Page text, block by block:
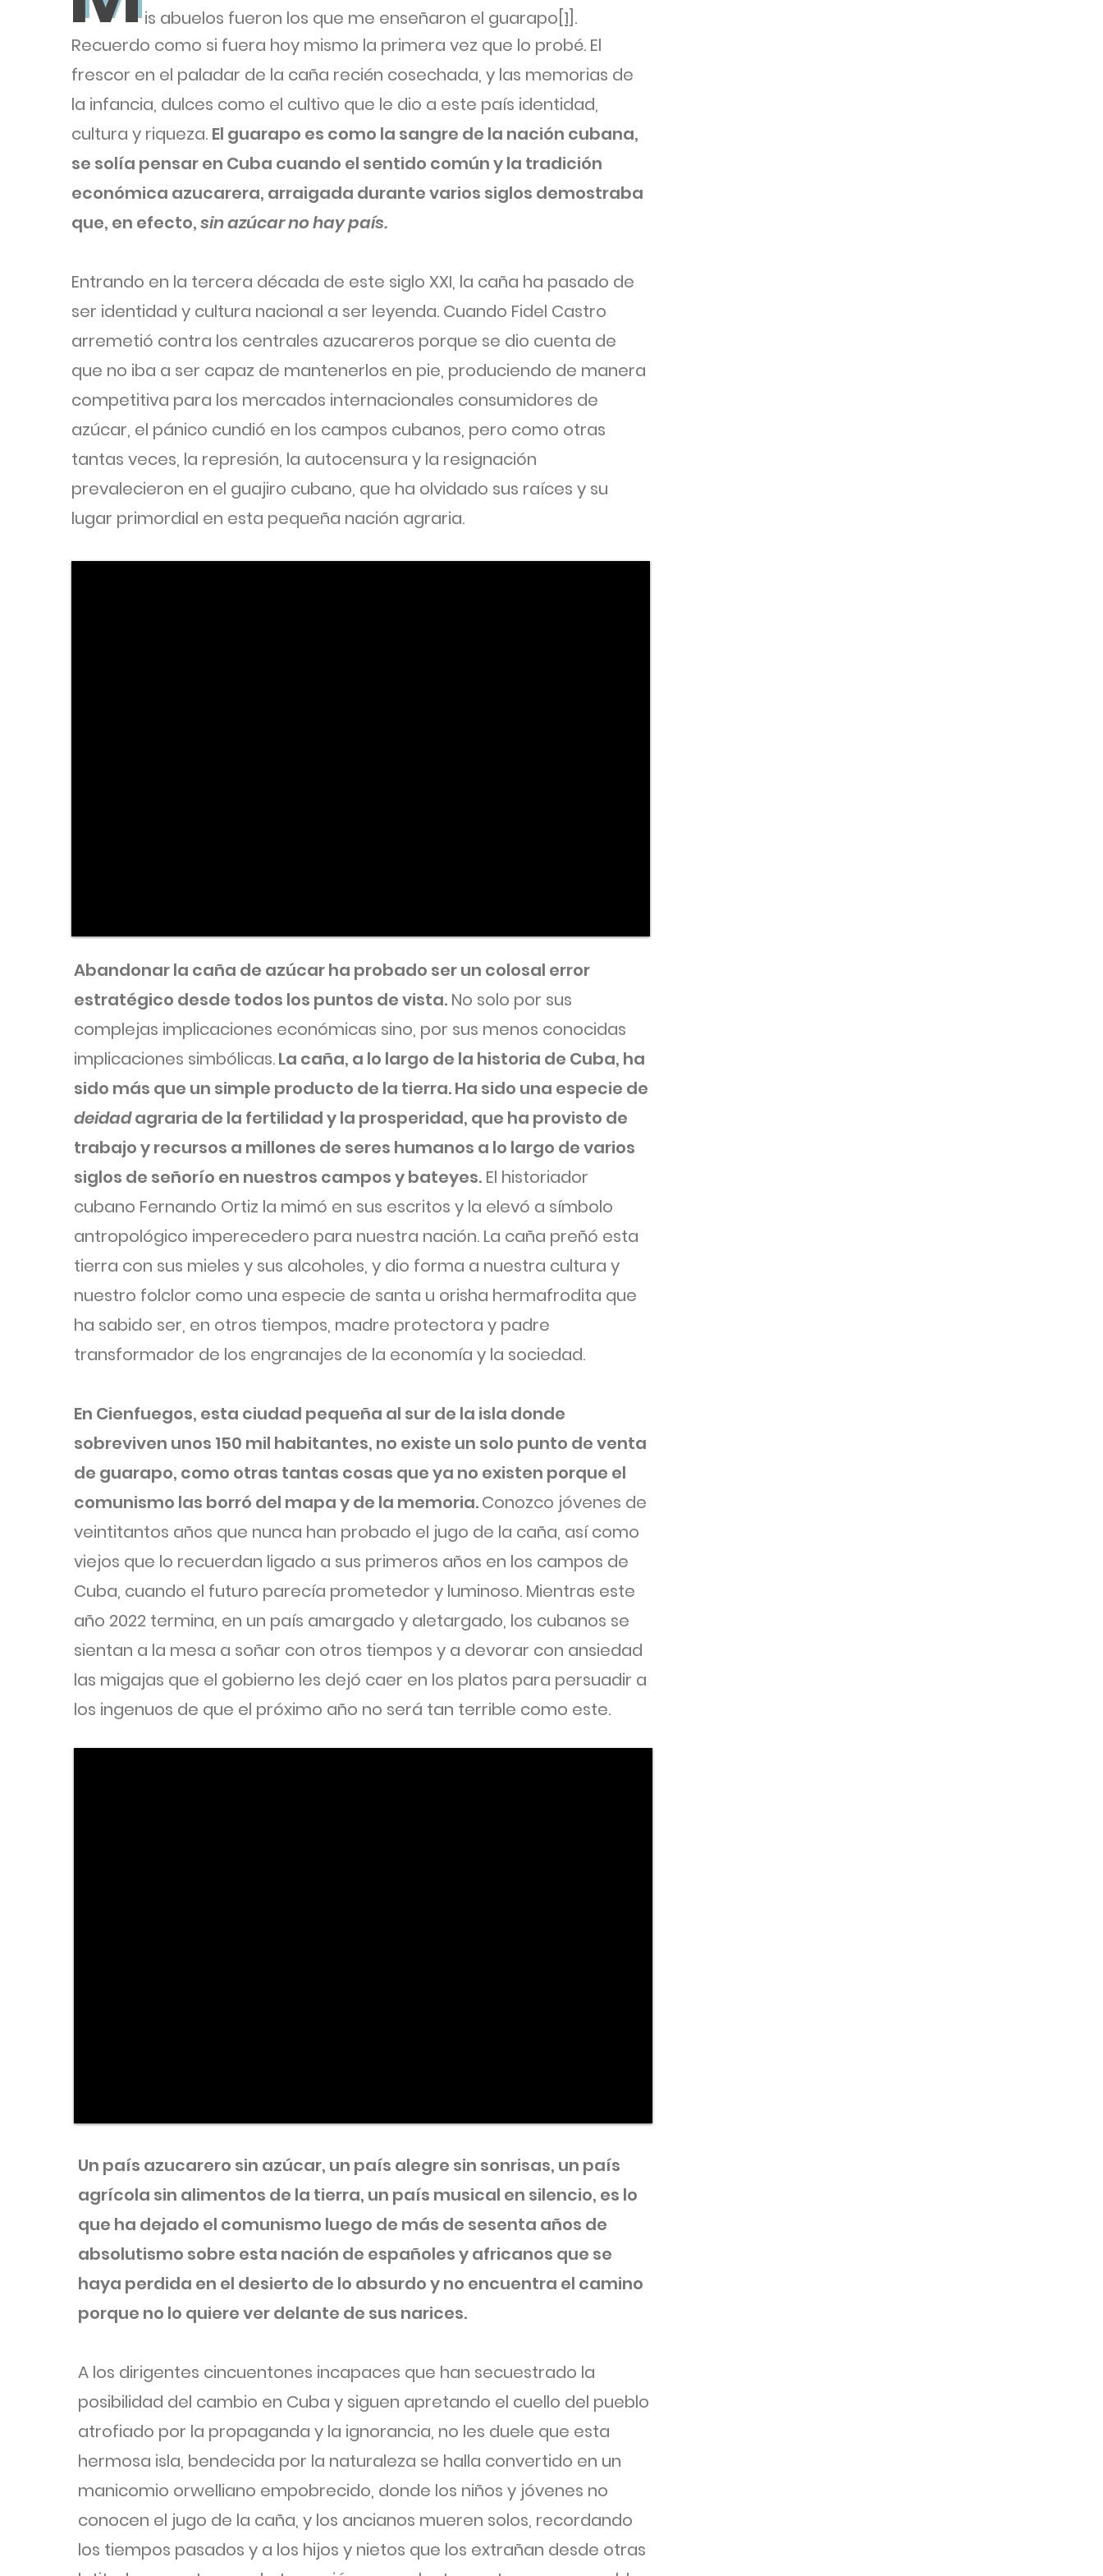
Recuerdo como si fuera hoy mismo la primera vez que lo probé. El
frescor en el paladar de la caña recién cosechada, y las memorias de
la infancia, dulces como el cultivo que le dio a este país identidad,
cultura y riqueza. El guarapo es como la sangre de la nación cubana,
se solía pensar en Cuba cuando el sentido común y la tradición
económica azucarera, arraigada durante varios siglos demostraba
que, en efecto,sin azúcar no hay país.
Entrando en la tercera década de este siglo XXI, la caña ha pasado de
ser identidad y cultura nacional a ser leyenda. Cuando Fidel Castro
arremetió contra los centrales azucareros porque se dio cuenta de
que no iba a ser capaz de mantenerlos en pie, produciendo de manera
competitiva para los mercados internacionales consumidores de
azúcar, el pánico cundió en los campos cubanos, pero como otras
tantas veces, la represión, la autocensura y la resignación
prevalecieron en el guajiro cubano, que ha olvidado sus raíces y su
lugar primordial en esta pequeña nación agraria.
is abuelos fueron los que me enseñaron el guarapo [1] .
Abandonar la caña de azúcar ha probado ser un colosal error
estratégico desde todos los puntos de vista. No solo por sus
complejas implicaciones económicas sino, por sus menos conocidas
implicaciones simbólicas.La caña, a lo largo de la historia de Cuba, ha
sido más que un simple producto de la tierra. Ha sido una especie de
deidadagraria de la fertilidad y la prosperidad, que ha provisto de
trabajo y recursos a millones de seres humanos a lo largo de varios
siglos de señorío en nuestros campos y bateyes. El historiador
cubano Fernando Ortiz la mimó en sus escritos y la elevó a símbolo
antropológico imperecedero para nuestra nación. La caña preñó esta
tierra con sus mieles y sus alcoholes, y dio forma a nuestra cultura y
nuestro folclor como una especie de santa u orisha hermafrodita que
ha sabido ser, en otros tiempos, madre protectora y padre
transformador de los engranajes de la economía y la sociedad.
En Cienfuegos, esta ciudad pequeña al sur de la isla donde
sobreviven unos 150 mil habitantes, no existe un solo punto de venta
de guarapo, como otras tantas cosas que ya no existen porque el
comunismo las borró del mapa y de la memoria.Conozco jóvenes de
veintitantos años que nunca han probado el jugo de la caña, así como
viejos que lo recuerdan ligado a sus primeros años en los campos de
Cuba, cuando el futuro parecía prometedor y luminoso. Mientras este
año 2022 termina, en un país amargado y aletargado, los cubanos se
sientan a la mesa a soñar con otros tiempos y a devorar con ansiedad
las migajas que el gobierno les dejó caer en los platos para persuadir a
los ingenuos de que el próximo año no será tan terrible como este.
Un país azucarero sin azúcar, un país alegre sin sonrisas, un país
agrícola sin alimentos de la tierra, un país musical en silencio, es lo
que ha dejado el comunismo luego de más de sesenta años de
absolutismo sobre esta nación de españoles y africanos que se
haya perdida en el desierto de lo absurdo y no encuentra el camino
porque no lo quiere ver delante de sus narices.
A los dirigentes cincuentones incapaces que han secuestrado la
posibilidad del cambio en Cuba y siguen apretando el cuello del pueblo
atrofiado por la propaganda y la ignorancia, no les duele que esta
hermosa isla, bendecida por la naturaleza se halla convertido en un
manicomio orwelliano empobrecido, donde los niños y jóvenes no
conocen el jugo de la caña, y los ancianos mueren solos, recordando
los tiempos pasados y a los hijos y nietos que los extrañan desde otras